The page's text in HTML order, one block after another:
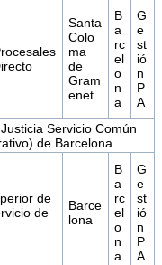
Santa
Colo
ma
de
Gram
enet
B
a
rc
el
o
n
a
G
e
st
ió
n
P
A
Servicio Común
de Barcelona
de
de
Barce
lona
B
a
rc
el
o
n
a
G
e
st
ió
n
P
A